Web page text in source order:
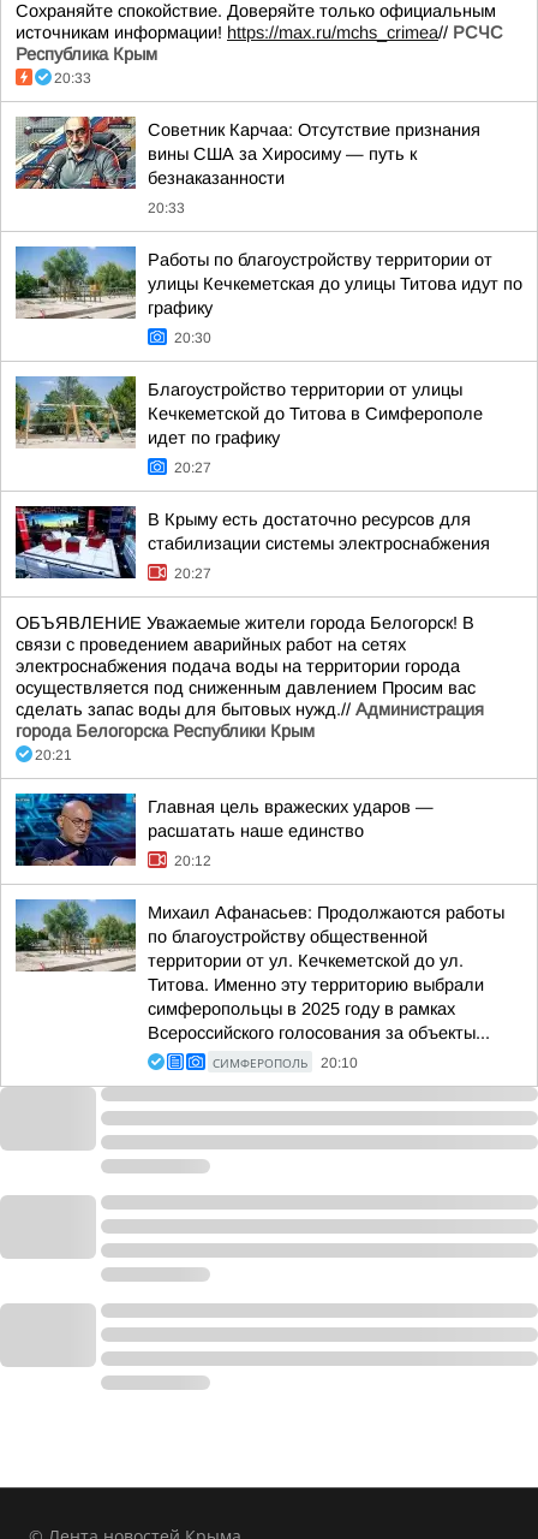
Сохраняйте спокойствие. Доверяйте только официальным
источникам информации! https://max.ru/mchs_crimea// РСЧС
Республика Крым
20:33
Советник Карчаа: Отсутствие признания
вины США за Хиросиму — путь к
безнаказанности
20:33
Работы по благоустройству территории от
улицы Кечкеметская до улицы Титова идут по
графику
20:30
Благоустройство территории от улицы
Кечкеметской до Титова в Симферополе
идет по графику
20:27
В Крыму есть достаточно ресурсов для
стабилизации системы электроснабжения
20:27
ОБЪЯВЛЕНИЕ Уважаемые жители города Белогорск! В
связи с проведением аварийных работ на сетях
электроснабжения подача воды на территории города
осуществляется под сниженным давлением Просим вас
сделать запас воды для бытовых нужд.// Администрация
города Белогорска Республики Крым
20:21
Главная цель вражеских ударов —
расшатать наше единство
20:12
Михаил Афанасьев: Продолжаются работы
по благоустройству общественной
территории от ул. Кечкеметской до ул.
Титова. Именно эту территорию выбрали
симферопольцы в 2025 году в рамках
Всероссийского голосования за объекты...
СИМФЕРОПОЛЬ 20:10